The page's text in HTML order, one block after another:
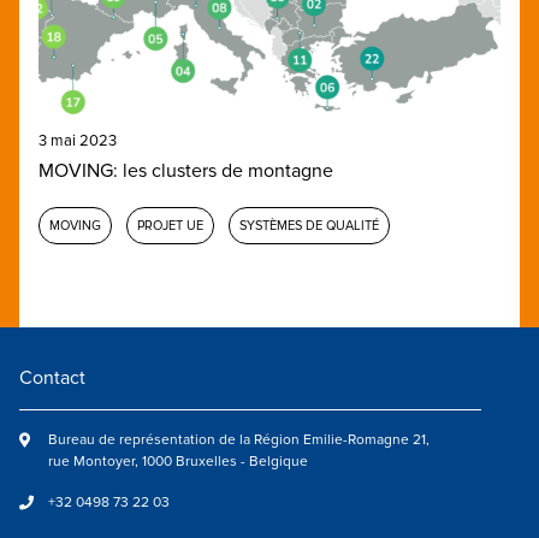
3 mai 2023
MOVING: les clusters de montagne
MOVING PROJET UE SYSTÈMES DE QUALITÉ
Contact
Bureau de représentation de la Région Emilie-Romagne 21,
rue Montoyer, 1000 Bruxelles - Belgique
+32 0498 73 22 03